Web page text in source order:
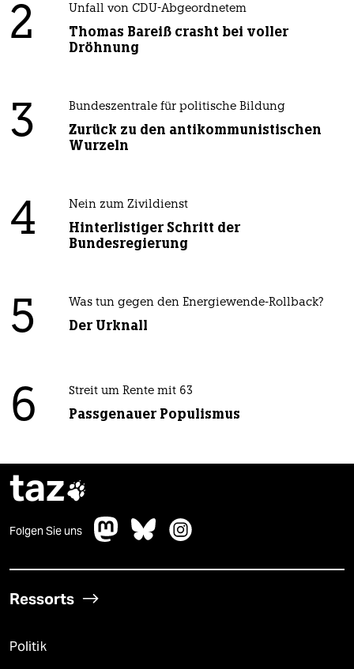
2 Unfall von CDU-Abgeordnetem
Thomas Bareiß crasht bei voller
Dröhnung
3 Bundeszentrale für politische Bildung
Zurück zu den antikommunistischen
Wurzeln
4 Nein zum Zivildienst
Hinterlistiger Schritt der
Bundesregierung
5 Was tun gegen den Energiewende-Rollback?
Der Urknall
6 Streit um Rente mit 63
Passgenauer Populismus
taz
Folgen Sie uns
Ressorts
Politik